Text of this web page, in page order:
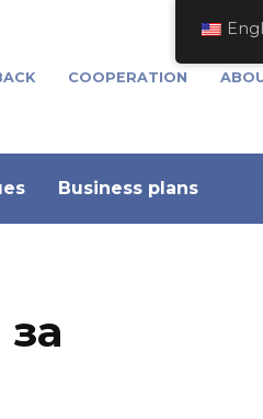
COOPERATION
Business plans